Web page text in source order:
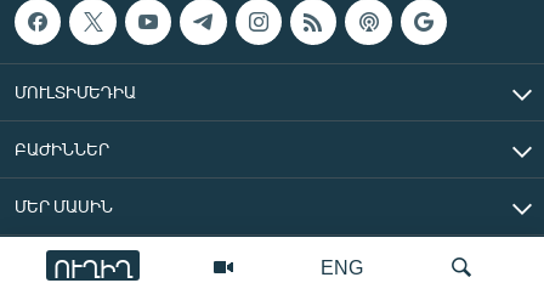
ENG
ՈՒՂԻՂ
ՄՈՒԼՏԻՄԵԴԻԱ
ԲԱԺԻՆՆԵՐ
ՄԵՐ ՄԱՍԻՆ
«Ազատ Եվրոպա/Ազատություն» ռադիոկայան © 2026